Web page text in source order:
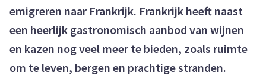
emigreren naar Frankrijk. Frankrijk heeft naast
een heerlijk gastronomisch aanbod van wijnen
en kazen nog veel meer te bieden, zoals ruimte
om te leven, bergen en prachtige stranden.